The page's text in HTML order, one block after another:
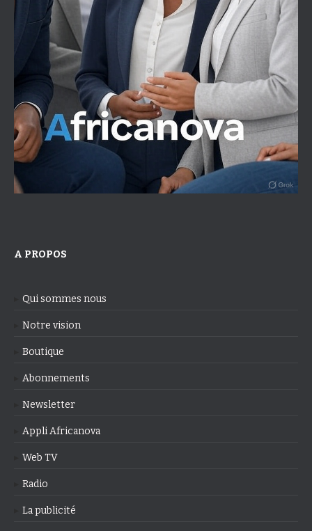
A PROPOS
Qui sommes nous
Notre vision
Boutique
Abonnements
Newsletter
Appli Africanova
Web TV
Radio
La publicité